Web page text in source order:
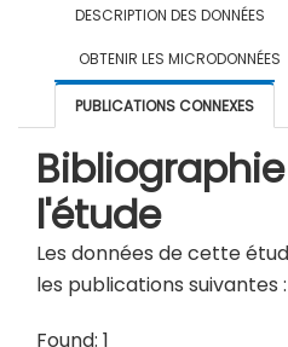
DESCRIPTION DES DONNÉES
OBTENIR LES MICRODONNÉES
PUBLICATIONS CONNEXES
l'étude
Les données de cette
les publications suivantes :
Found: 1